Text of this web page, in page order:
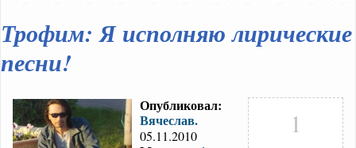
Трофим: Я исполняю лирические
песни!
Опубликовал:
Вячеслав.
05.11.2010 1